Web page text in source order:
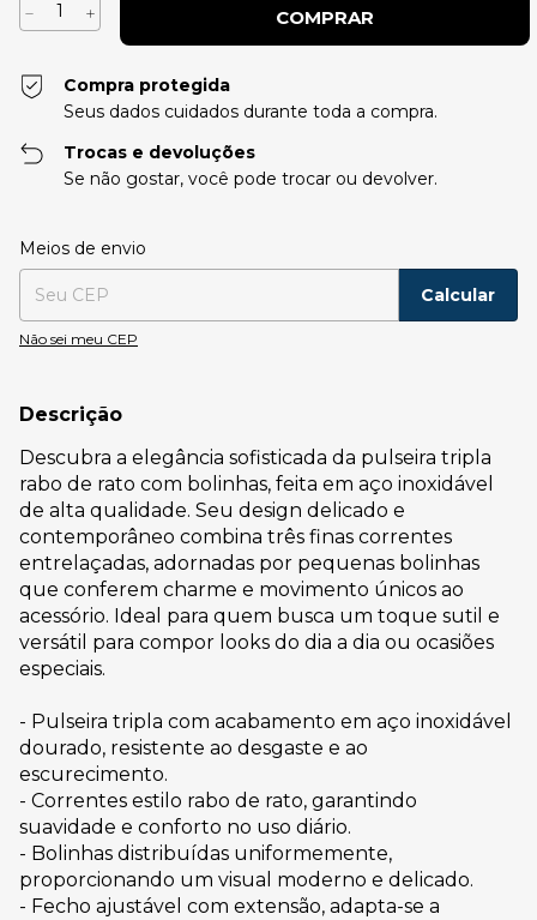
Compra protegida
Seus dados cuidados durante toda a compra.
Trocas e devoluções
Se não gostar, você pode trocar ou devolver.
Entregas para o CEP:
Meios de envio
Calcular
Não sei meu CEP
Descrição
Descubra a elegância sofisticada da pulseira tripla
rabo de rato com bolinhas, feita em aço inoxidável
de alta qualidade. Seu design delicado e
contemporâneo combina três finas correntes
entrelaçadas, adornadas por pequenas bolinhas
que conferem charme e movimento únicos ao
acessório. Ideal para quem busca um toque sutil e
versátil para compor looks do dia a dia ou ocasiões
especiais.
- Pulseira tripla com acabamento em aço inoxidável
dourado, resistente ao desgaste e ao
escurecimento.
- Correntes estilo rabo de rato, garantindo
suavidade e conforto no uso diário.
- Bolinhas distribuídas uniformemente,
proporcionando um visual moderno e delicado.
- Fecho ajustável com extensão, adapta-se a